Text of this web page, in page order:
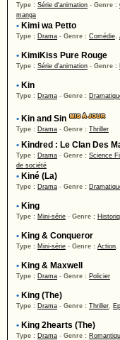
Type : Série d'animation - Genre :
manga
• Kimi wa Petto
Type : Drama - Genre : Comédie,
• KimiKiss Pure Rouge
Type : Série d'animation - Genre :
• Kin
Type : Drama - Genre :
• Kin and Sin
Type : Drama - Genre : Thriller
• Kindred : Le Clan Des
Type : Drama - Genre : Science
de société
• Kiné (La)
Type : Drama - Genre :
• King
Type : Mini-série - Genre :
• King & Conqueror
Type : Mini-série - Genre : Action,
• King & Maxwell
Type : Drama - Genre : Policier
• King (The)
Type : Drama - Genre : Thriller,
• King 2hearts (The)
Type : Drama - Genre :